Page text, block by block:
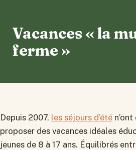
Vacances « la
ferme »
Depuis 2007, les séjours d’été
proposer des vacances idéales
jeunes de 8 à 17 ans. Équilibrés